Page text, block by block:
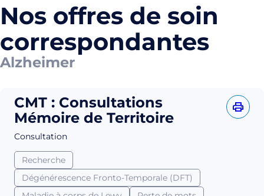
Nos offres de soin
correspondantes
Alzheimer
CMT : Consultations
Mémoire de Territoire
Consultation
Recherche
Dégénérescence Fronto-Temporale (DFT)